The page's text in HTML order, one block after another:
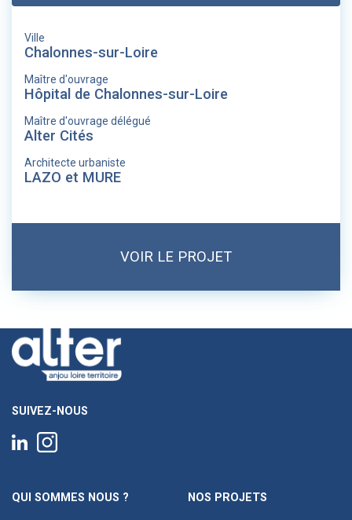
Ville
Chalonnes-sur-Loire
Maître d'ouvrage
Hôpital de Chalonnes-sur-Loire
Maître d'ouvrage délégué
Alter Cités
Architecte urbaniste
LAZO et MURE
VOIR LE PROJET
SUIVEZ-NOUS
QUI SOMMES NOUS ? NOS PROJETS